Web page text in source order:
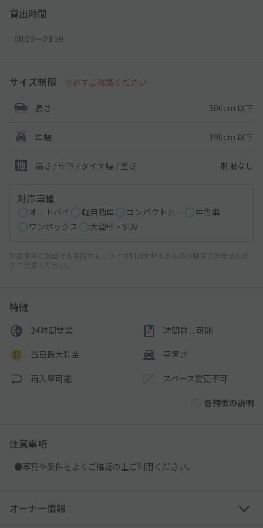
貸出時間
00:00〜23:59
サイズ制限 ※必ずご確認ください
長さ 500cm 以下
車幅 190cm 以下
高さ / 車下 / タイヤ幅 / 重さ 制限なし
対応車種
オートバイ 軽自動車 コンパクトカー
中型車
ワンボックス
大型車・SUV
対応車種に該当する車両でも、サイズ制限を超えるものは駐車できませんの
でご注意ください。
特徴
24時間営業 時間貸し可能
当日最大料金 平置き
再入庫可能 スペース変更不可
各特徴の説明
注意事項
●写真や条件をよくご確認の上ご利用ください。
オーナー情報